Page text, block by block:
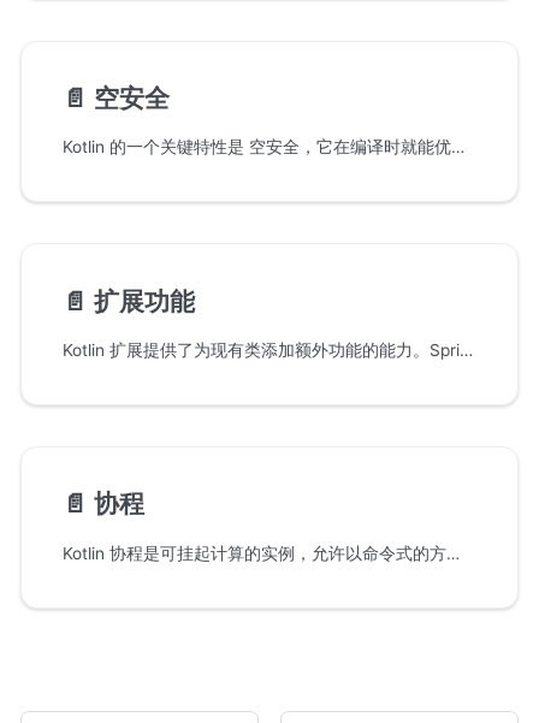
📄️ 空安全
Kotlin 的一个关键特性是 空安全，它在编译时就能优雅地处理空值问题。通过空值声明和表达“有值或无值”的语义，Kotlin 使得应用程序更安全，而无需像 Optional 这样的包装器带来额外开销。（Kotlin 允许在可为空的值上使用函数式结构。详见 Kotlin 空安全的全面指南。）
📄️ 扩展功能
Kotlin 扩展提供了为现有类添加额外功能的能力。Spring Data Kotlin API 利用这些扩展为现有的 Spring API 添加了新的 Kotlin 专属便利功能。
📄️ 协程
Kotlin 协程是可挂起计算的实例，允许以命令式的方式编写非阻塞代码。在语言层面，挂起函数为异步操作提供了抽象，而在库层面，kotlinx.coroutines 提供了诸如 async { } 这样的函数以及 Flow 这样的类型。